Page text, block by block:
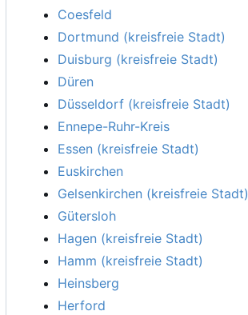
Coesfeld
Dortmund (kreisfreie Stadt)
Duisburg (kreisfreie Stadt)
Düren
Düsseldorf (kreisfreie Stadt)
Ennepe-Ruhr-Kreis
Essen (kreisfreie Stadt)
Euskirchen
Gelsenkirchen (kreisfreie Stadt)
Gütersloh
Hagen (kreisfreie Stadt)
Hamm (kreisfreie Stadt)
Heinsberg
Herford